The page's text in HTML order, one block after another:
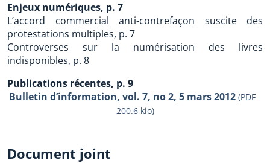
Enjeux numériques, p. 7
L’accord commercial anti-contrefaçon suscite des
protestations multiples, p. 7
Controverses sur la numérisation des livres
indisponibles, p. 8
Publications récentes, p. 9
Bulletin d’information, vol. 7, no 2, 5 mars 2012 (PDF -
200.6 kio)
Document joint